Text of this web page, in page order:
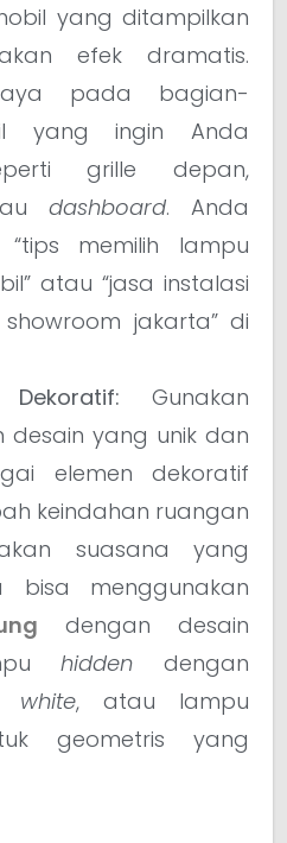
yang ditampilkan
efek dramatis.
pada bagian-
yang ingin Anda
grille depan,
dashboard. Anda
memilih lampu
atau “jasa instalasi
jakarta” di
Dekoratif: Gunakan
desain yang unik dan
elemen dekoratif
keindahan ruangan
suasana yang
bisa menggunakan
dengan desain
hidden dengan
white, atau lampu
geometris yang